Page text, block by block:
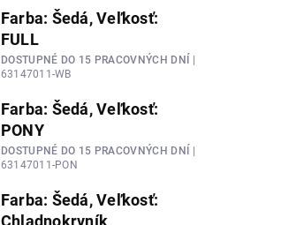
Farba: Šedá, Veľkosť:
FULL
DOSTUPNÉ DO 15 PRACOVNÝCH DNÍ
63147011-WB
Farba: Šedá, Veľkosť:
PONY
DOSTUPNÉ DO 15 PRACOVNÝCH DNÍ
63147011-PON
Farba: Šedá, Veľkosť:
Chladnokrvník